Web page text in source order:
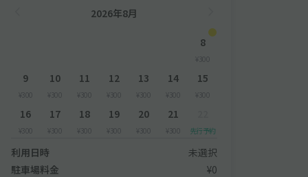
2026年8月
8
¥300
9
¥300
10
¥300
11
¥300
12
¥300
13
¥300
14
¥300
15
¥300
16
¥300
17
¥300
18
¥300
19
¥300
20
¥300
21
¥300 先行予約
利用日時
未選択
駐車場料金
¥0